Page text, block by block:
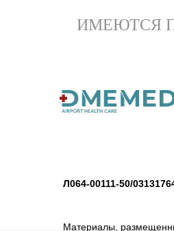
ИМЕЮТСЯ
Л064-00111-50/
Материалы,